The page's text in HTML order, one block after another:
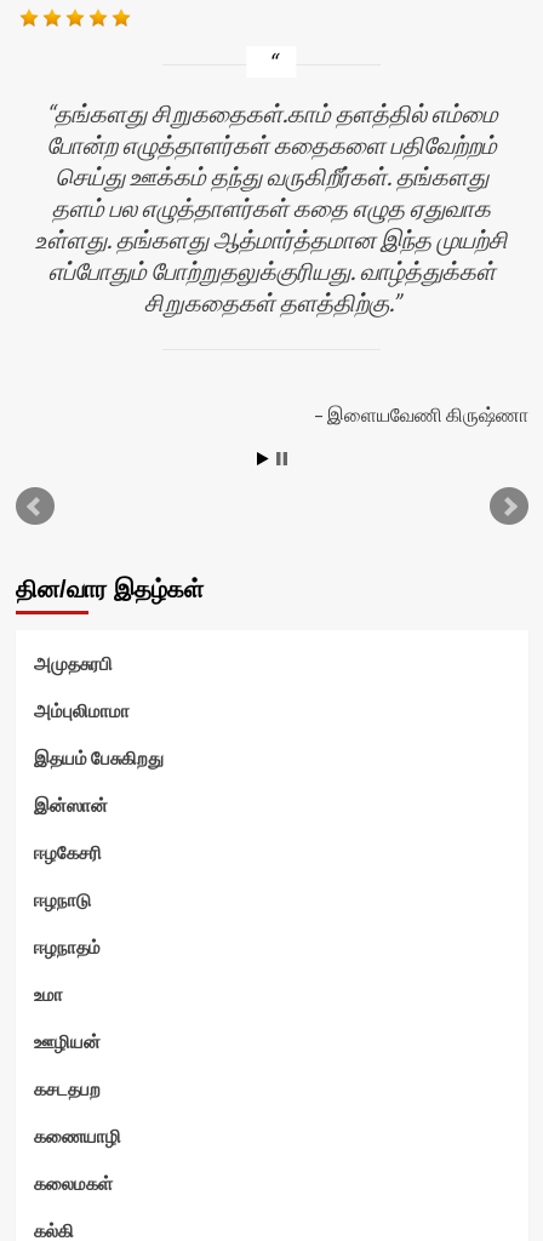
தங்களது சிறுகதைகள்.காம் தளத்தில் எம்மை
போன்ற எழுத்தாளர்கள் கதைகளை பதிவேற்றம்
செய்து ஊக்கம் தந்து வருகிறீர்கள். தங்களது
தளம் பல எழுத்தாளர்கள் கதை எழுத ஏதுவாக
உள்ளது. தங்களது ஆத்மார்த்தமான இந்த முயற்சி
எப்போதும் போற்றுதலுக்குரியது. வாழ்த்துக்கள்
சிறுகதைகள் தளத்திற்கு.
இளையவேணி கிருஷ்ணா
தின/வார இதழ்கள்
அமுதசுரபி
அம்புலிமாமா
இதயம் பேசுகிறது
இன்ஸான்
ஈழகேசரி
ஈழநாடு
ஈழநாதம்
உமா
ஊழியன்
கசடதபற
கணையாழி
கலைமகள்
கல்கி